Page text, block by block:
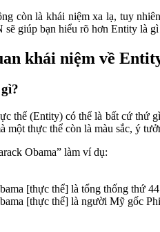
còn là khái niệm xa lạ, tuy
sẽ giúp bạn hiểu rõ hơn Entity là
khái niệm về
thể (Entity) có thể là bất cứ thứ
một thực thể còn là màu sắc, ý
Obama” làm ví dụ:
[thực thể] là tổng thống thứ
[thực thể] là người Mỹ gốc